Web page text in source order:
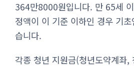
364만8000원입니다. 만 65세
정액이 이 기준 이하인 경우 기
습니다.
각종 청년 지원금(청년도약계좌,